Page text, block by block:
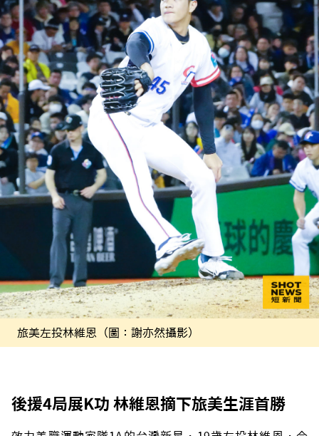
旅美左投林維恩（圖：謝亦然攝影）
後援4局展K功 林維恩摘下旅美生涯首勝